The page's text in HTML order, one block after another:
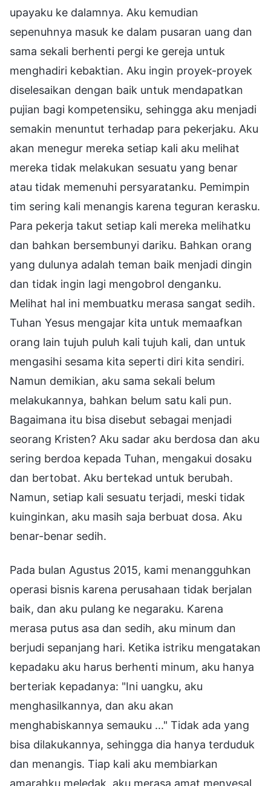
upayaku ke dalamnya. Aku kemudian
sepenuhnya masuk ke dalam pusaran uang dan
sama sekali berhenti pergi ke gereja untuk
menghadiri kebaktian. Aku ingin proyek-proyek
diselesaikan dengan baik untuk mendapatkan
pujian bagi kompetensiku, sehingga aku menjadi
semakin menuntut terhadap para pekerjaku. Aku
akan menegur mereka setiap kali aku melihat
mereka tidak melakukan sesuatu yang benar
atau tidak memenuhi persyaratanku. Pemimpin
tim sering kali menangis karena teguran kerasku.
Para pekerja takut setiap kali mereka melihatku
dan bahkan bersembunyi dariku. Bahkan orang
yang dulunya adalah teman baik menjadi dingin
dan tidak ingin lagi mengobrol denganku.
Melihat hal ini membuatku merasa sangat sedih.
Tuhan Yesus mengajar kita untuk memaafkan
orang lain tujuh puluh kali tujuh kali, dan untuk
mengasihi sesama kita seperti diri kita sendiri.
Namun demikian, aku sama sekali belum
melakukannya, bahkan belum satu kali pun.
Bagaimana itu bisa disebut sebagai menjadi
seorang Kristen? Aku sadar aku berdosa dan aku
sering berdoa kepada Tuhan, mengakui dosaku
dan bertobat. Aku bertekad untuk berubah.
Namun, setiap kali sesuatu terjadi, meski tidak
kuinginkan, aku masih saja berbuat dosa. Aku
benar-benar sedih.
Pada bulan Agustus 2015, kami menangguhkan
operasi bisnis karena perusahaan tidak berjalan
baik, dan aku pulang ke negaraku. Karena
merasa putus asa dan sedih, aku minum dan
berjudi sepanjang hari. Ketika istriku mengatakan
kepadaku aku harus berhenti minum, aku hanya
berteriak kepadanya: "Ini uangku, aku
menghasilkannya, dan aku akan
menghabiskannya semauku ..." Tidak ada yang
bisa dilakukannya, sehingga dia hanya terduduk
dan menangis. Tiap kali aku membiarkan
amarahku meledak, aku merasa amat menyesal